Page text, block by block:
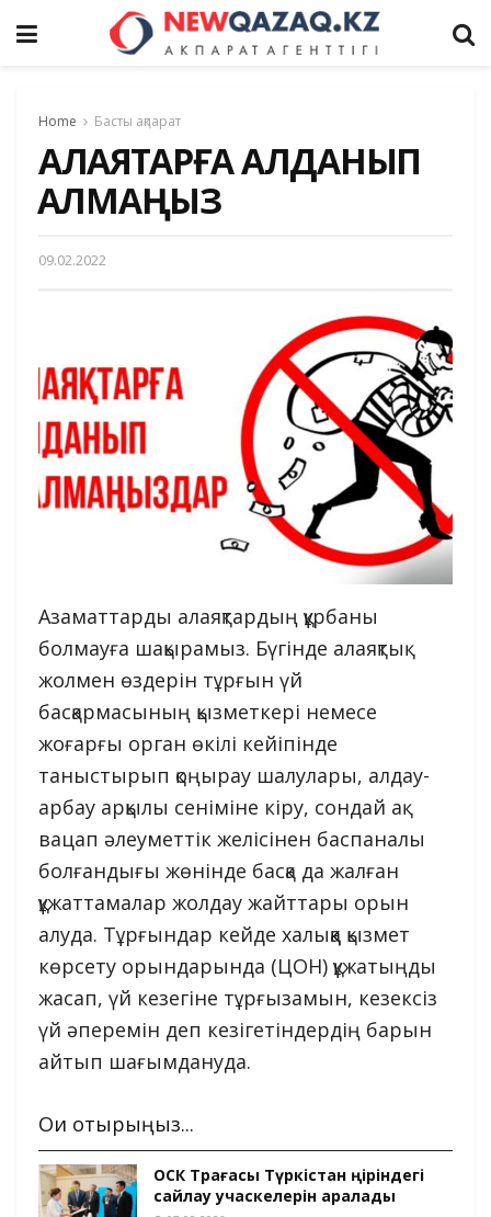
Home Басты ақпарат
АЛАЯҚТАРҒА АЛДАНЫП
ҚАЛМАҢЫЗ
09.02.2022
Азаматтарды алаяқтардың құрбаны
болмауға шақырамыз. Бүгінде алаяқтық
жолмен өздерін тұрғын үй
басқармасының қызметкері немесе
жоғарғы орган өкілі кейіпінде
таныстырып қоңырау шалулары, алдау-
арбау арқылы сеніміне кіру, сондай ақ
вацап әлеуметтік желісінен баспаналы
болғандығы жөнінде басқа да жалған
құжаттамалар жолдау жайттары орын
алуда. Тұрғындар кейде халыққа қызмет
көрсету орындарында (ЦОН) құжатыңды
жасап, үй кезегіне тұрғызамын, кезексіз
үй әперемін деп кезігетіндердің барын
айтып шағымдануда.
Оқи отырыңыз...
ОСК Төрағасы Түркістан өңіріндегі
сайлау учаскелерін аралады